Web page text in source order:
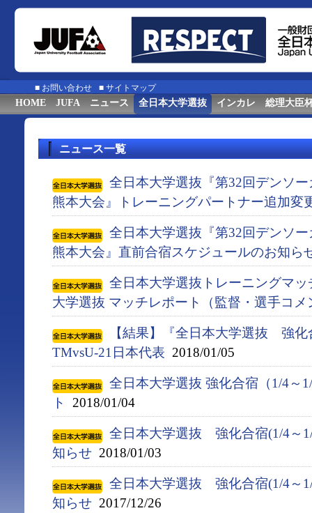
■ お問い合わせ ■ サイトマップ
HOME JUFA ニュース 全日本大学選抜 インカレ 総理大臣
ニュース一覧
全日本大学選抜『第32回デンソ
熊本大会』トレーニングパートナー追加変
全日本大学選抜『第32回デンソ
熊本大会』直前合宿スケジュールのお知ら
全日本大学選抜トレーニングマ
大学選抜 マッチレポート（監督・選手コメ
【結果】『全日本大学選抜 強
TMvsU-21日本代表 2018/01/05
全日本大学選抜 強化合宿（1/4～
ト
2018/01/04
全日本大学選抜 強化合宿(1/4～
知らせ 2018/01/03
全日本大学選抜 強化合宿(1/4～
知らせ 2017/12/26